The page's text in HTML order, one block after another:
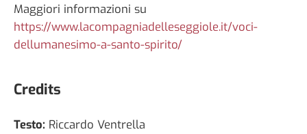
Maggiori informazioni su
https://www.lacompagniadelleseggiole.it/voci-
dellumanesimo-a-santo-spirito/
Credits
Testo: Riccardo Ventrella